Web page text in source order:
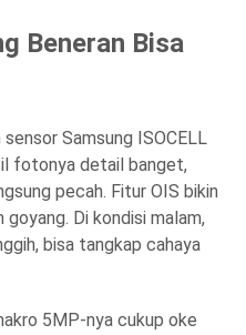
Beneran Bisa
Samsung ISOCELL
fotonya detail banget,
pecah. Fitur OIS bikin
Di kondisi malam,
bisa tangkap cahaya
5MP-nya cukup oke